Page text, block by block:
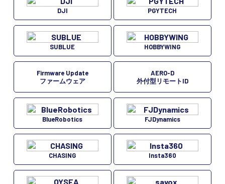
DJI PGYTECH
SUBLUE HOBBYWING
Firmware Update
ファームウェア
AERO-D
外付型リモートID
BlueRobotics FJDynamics
CHASING Insta360